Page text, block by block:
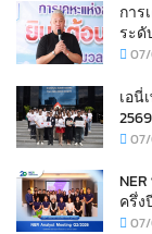
การ
ระดั
เอนี่
ครึ่ง